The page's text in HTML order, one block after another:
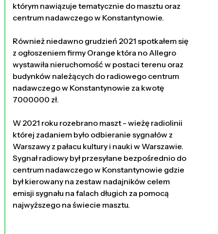
którym nawiązuje tematycznie do masztu oraz
centrum nadawczego w Konstantynowie.
Również niedawno grudzień 2021 spotkałem się
z ogłoszeniem firmy Orange która no Allegro
wystawiła nieruchomość w postaci terenu oraz
budynków należących do radiowego centrum
nadawczego w Konstantynowie za kwotę
7000000 zł.
W 2021 roku rozebrano maszt - wieżę radiolinii
której zadaniem było odbieranie sygnałów z
Warszawy z pałacu kultury i nauki w Warszawie.
Sygnał radiowy był przesyłane bezpośrednio do
centrum nadawczego w Konstantynowie gdzie
był kierowany na zestaw nadajników celem
emisji sygnału na falach długich za pomocą
najwyższego na świecie masztu.